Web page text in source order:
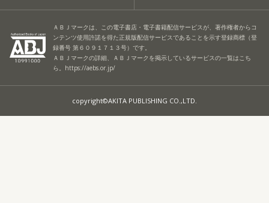
ＡＢＪマークは、この電子書店・電子書籍配信サービスが、著作権者からコ
ンテンツ使用許諾を得た正規版配信サービスであることを示す登録商標（登
録番号 第６０９１７１３号）です。
ＡＢＪマークの詳細、ＡＢＪマークを掲示しているサービスの一覧はこち
ら。 https://aebs.or.jp/
copyright©AKITA PUBLISHING CO.,LTD.